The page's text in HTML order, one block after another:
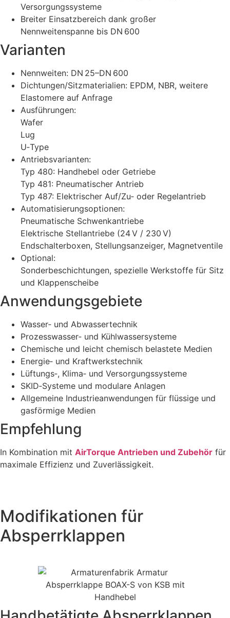
Versorgungssysteme
Breiter Einsatzbereich dank großer
Nennweitenspanne bis DN 600
Varianten
Nennweiten: DN 25–DN 600
Dichtungen/Sitzmaterialien: EPDM, NBR, weitere
Elastomere auf Anfrage
Ausführungen:
Wafer
Lug
U‑Type
Antriebsvarianten:
Typ 480: Handhebel oder Getriebe
Typ 481: Pneumatischer Antrieb
Typ 487: Elektrischer Auf/Zu‑ oder Regelantrieb
Automatisierungsoptionen:
Pneumatische Schwenkantriebe
Elektrische Stellantriebe (24 V / 230 V)
Endschalterboxen, Stellungsanzeiger, Magnetventile
Optional:
Sonderbeschichtungen, spezielle Werkstoffe für Sitz
und Klappenscheibe
Anwendungsgebiete
Wasser‑ und Abwassertechnik
Prozesswasser‑ und Kühlwassersysteme
Chemische und leicht chemisch belastete Medien
Energie‑ und Kraftwerkstechnik
Lüftungs‑, Klima‑ und Versorgungssysteme
SKID‑Systeme und modulare Anlagen
Allgemeine Industrieanwendungen für flüssige und
gasförmige Medien
Empfehlung
In Kombination mit AirTorque Antrieben und Zubehör für
maximale Effizienz und Zuverlässigkeit.
Modifikationen für
Absperrklappen